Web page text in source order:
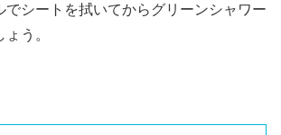
でシートを拭いてからグリーンシャワー
う。